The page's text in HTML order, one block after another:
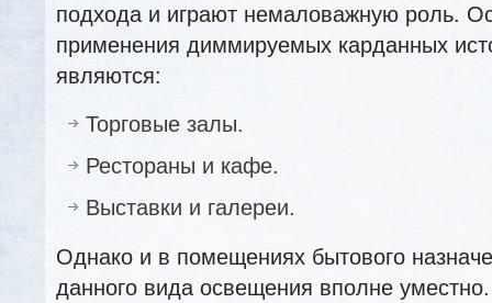
подхода и играют немаловажную роль.
применения диммируемых карданных
являются:
Торговые залы.
Рестораны и кафе.
Выставки и галереи.
Однако и в помещениях бытового
данного вида освещения вполне